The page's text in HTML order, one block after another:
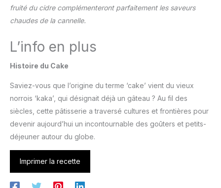
fruité du cidre complémenteront parfaitement les saveurs
chaudes de la cannelle.
L’info en plus
Histoire du Cake
Saviez-vous que l’origine du terme ‘cake’ vient du vieux
norrois ‘kaka’, qui désignait déjà un gâteau ? Au fil des
siècles, cette pâtisserie a traversé cultures et frontières pour
devenir aujourd’hui un incontournable des goûters et petits-
déjeuner autour du globe.
Imprimer la recette